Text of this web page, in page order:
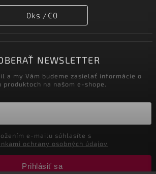
0ks /€0
NEWSLETTER
a my Vám budeme zasielať informácie o
produktoch na našom e-shope.
ochrany osobných údajov
Prihlásiť sa